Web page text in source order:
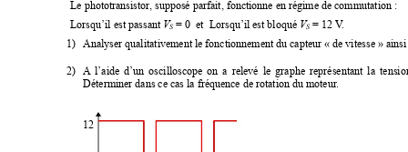
Le phototransistor , supposé parfait, fonctionne en régime de commutation :
Lorsqu’il est passant VS = 0 et Lorsqu’il est bloqué VS = 12 V.
1)
Analyser qualitativement le fonctionnement du capteur « de vitesse »
2) A l’aide d’un oscilloscope on a relevé le graphe représentant la
Déterminer dans ce cas la fréquence de rotation du moteur.
12